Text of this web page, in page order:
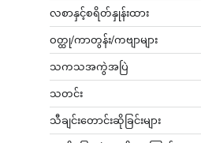
လစာနှင့်စရိတ်နှုန်းထား
ဝတ္ထု/ကာတွန်း/ကဗျာများ
သကသအကွဲအပြဲ
သတင်း
သီချင်းတောင်းဆိုခြင်းများ